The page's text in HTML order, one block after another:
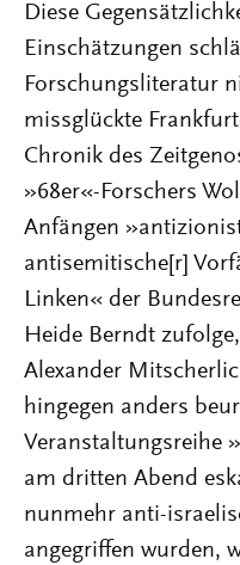
Diese
Einschätzungen
Forschungsliteratur
missglückte
Chronik des
»68er«-Forschers
Anfängen
antisemitische[r]
Linken« der
Heide Berndt
Alexander
hingegen anders
Veranstaltungsreihe
am dritten Abend
nunmehr anti-
angegriffen wurden,